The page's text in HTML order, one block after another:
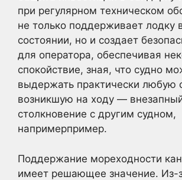
при регулярном техническом
не только поддерживает лодку
состоянии, но и создает
для оператора, обеспечивая
спокойствие, зная, что судно
выдержать практически любую
возникшую на ходу —
столкновение с другим судном,
напримерпример.
Поддержание мореходности
имеет решающее значение. Из-